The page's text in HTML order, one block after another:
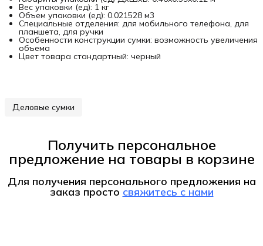
Вес упаковки (ед): 1 кг
Объем упаковки (ед): 0.021528 м3
Специальные отделения: для мобильного телефона, для
планшета, для ручки
Особенности конструкции сумки: возможность увеличения
объема
Цвет товара стандартный: черный
Деловые сумки
Получить персональное
предложение на товары в корзине
Для получения персонального предложения на
заказ просто свяжитесь с нами